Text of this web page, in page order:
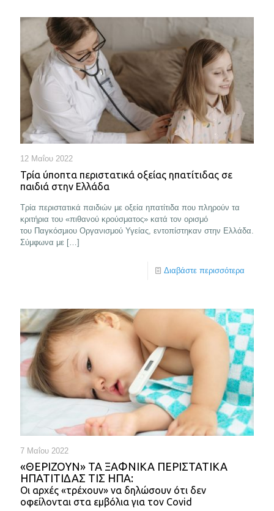
12 Μαΐου 2022
Τρία ύποπτα περιστατικά οξείας ηπατίτιδας σε
παιδιά στην Ελλάδα
Tρία περιστατικά παιδιών με οξεία ηπατίτιδα που πληρούν τα
κριτήρια του «πιθανού κρούσματος» κατά τον ορισμό
του Παγκόσμιου Οργανισμού Υγείας, εντοπίστηκαν στην Ελλάδα.
Σύμφωνα με […]
Διαβάστε περισσότερα
7 Μαΐου 2022
«ΘΕΡΊΖΟΥΝ» ΤΑ ΞΑΦΝΙΚΆ ΠΕΡΙΣΤΑΤΙΚΆ
ΗΠΑΤΊΤΙΔΑΣ ΤΙΣ ΗΠΑ:
Οι αρχές «τρέχουν» να δηλώσουν ότι δεν
οφείλονται στα εμβόλια για τον Covid